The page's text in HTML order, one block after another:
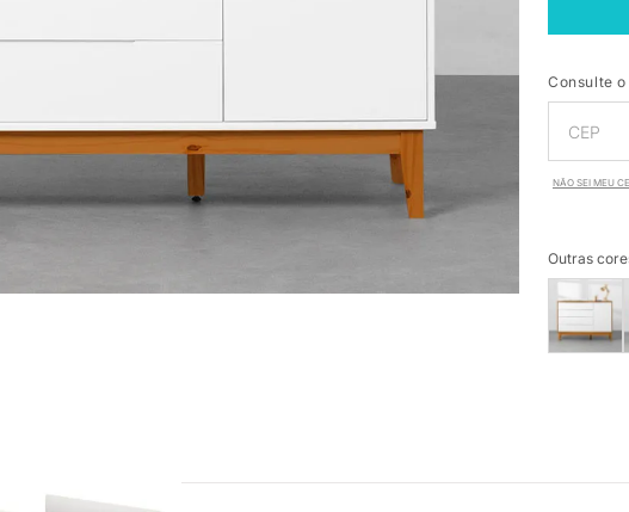
Consulte
NÃO SEI MEU
Outras